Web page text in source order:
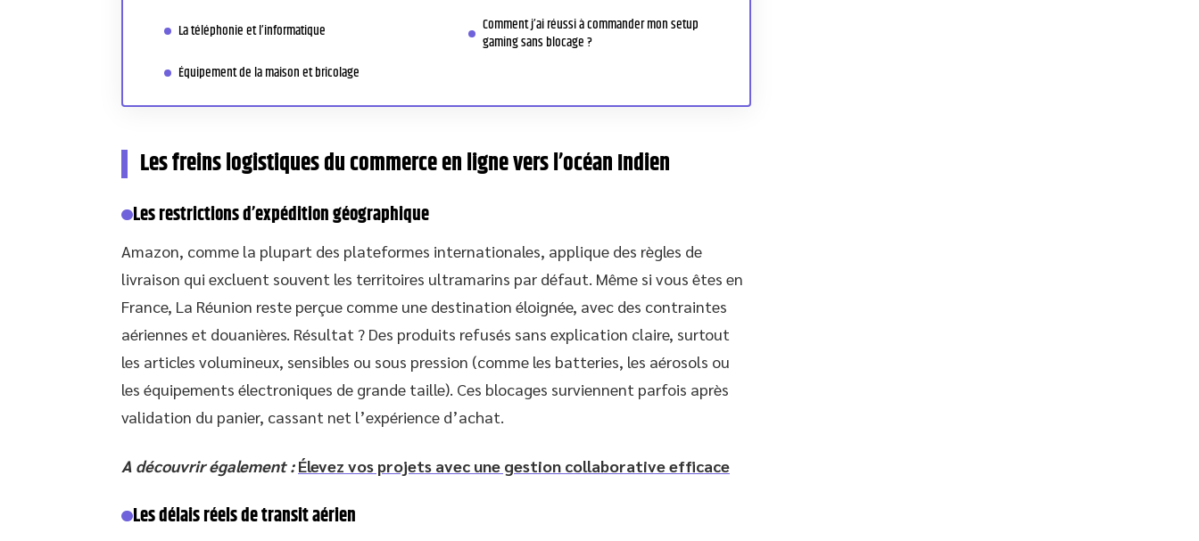
La téléphonie et l’informatique
Équipement de la maison et bricolage
Comment j’ai réussi à commander mon setup
gaming sans blocage ?
Les freins logistiques du commerce en ligne vers l’océan Indien
Les restrictions d’expédition géographique
Amazon, comme la plupart des plateformes internationales, applique des règles de
livraison qui excluent souvent les territoires ultramarins par défaut. Même si vous êtes en
France, La Réunion reste perçue comme une destination éloignée, avec des contraintes
aériennes et douanières. Résultat ? Des produits refusés sans explication claire, surtout
les articles volumineux, sensibles ou sous pression (comme les batteries, les aérosols ou
les équipements électroniques de grande taille). Ces blocages surviennent parfois après
validation du panier, cassant net l’expérience d’achat.
A découvrir également : Élevez vos projets avec une gestion collaborative efficace
Les délais réels de transit aérien